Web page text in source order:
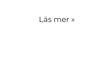
Läs mer »